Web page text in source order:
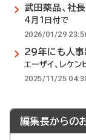
武田薬品、社
4月1日付で
2026/01/29
29年にも人事
エーザイ、レケ
2025/11/25
編集長からの